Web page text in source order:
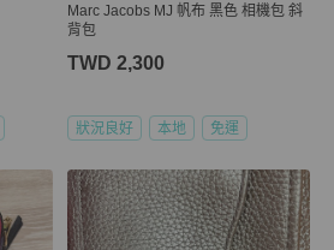
Marc Jacobs MJ 帆布 黑色 相機包 斜
背包
TWD 2,300
狀況良好 本地 免運